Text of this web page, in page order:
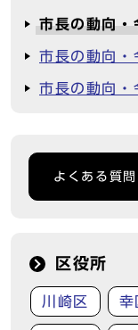
市長の動向
市長の動向・
市長の動向・
よくある質
区役所
川崎区 幸